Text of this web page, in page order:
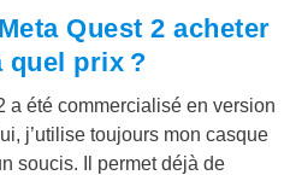
Quest 2 acheter
quel prix ?
a été commercialisé en version
j’utilise toujours mon casque
soucis. Il permet déjà de